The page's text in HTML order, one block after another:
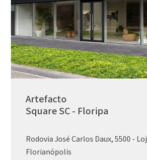
Artefacto
Square SC - Floripa
Rodovia José Carlos Daux, 5500 -
Florianópolis